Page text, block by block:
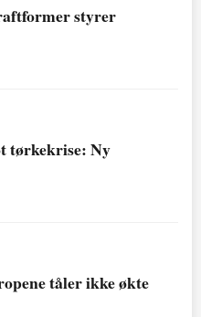
styrer
tørkekrise: Ny
tåler ikke økte